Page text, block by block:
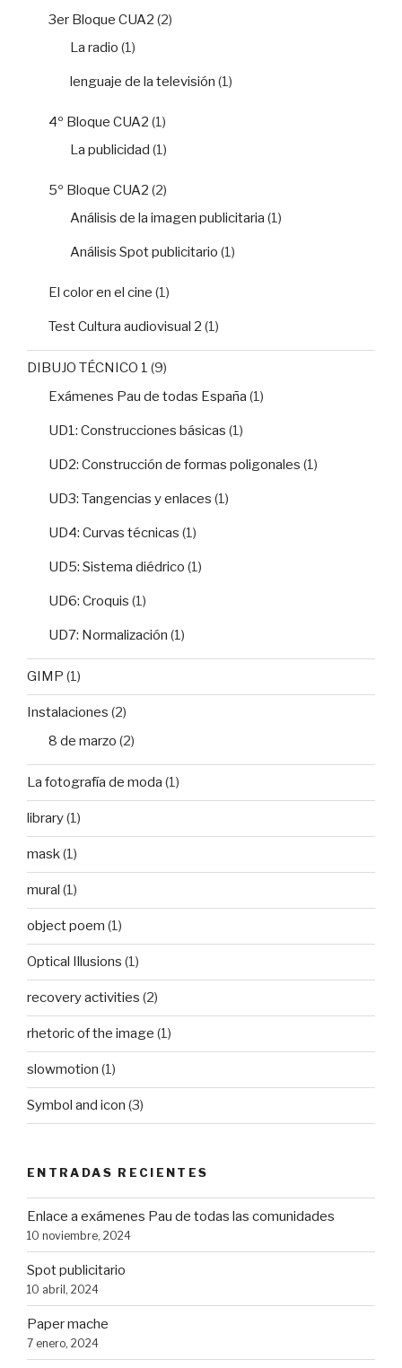
3er Bloque CUA2 (2)
La radio (1)
lenguaje de la televisión (1)
4º Bloque CUA2 (1)
La publicidad (1)
5º Bloque CUA2 (2)
Análisis de la imagen publicitaria (1)
Análisis Spot publicitario (1)
El color en el cine (1)
Test Cultura audiovisual 2 (1)
DIBUJO TÉCNICO 1 (9)
Exámenes Pau de todas España (1)
UD1: Construcciones básicas (1)
UD2: Construcción de formas poligonales (1)
UD3: Tangencias y enlaces (1)
UD4: Curvas técnicas (1)
UD5: Sistema diédrico (1)
UD6: Croquis (1)
UD7: Normalización (1)
GIMP (1)
Instalaciones (2)
8 de marzo (2)
La fotografía de moda (1)
library(1)
mask(1)
mural (1)
object poem (1)
Optical Illusions (1)
recovery activities (2)
rhetoric of the image (1)
slowmotion (1)
Symbol and icon (3)
ENTRADAS RECIENTES
Enlace a exámenes Pau de todas las comunidades
10 noviembre, 2024
Spot publicitario
10 abril, 2024
Paper mache
7 enero, 2024